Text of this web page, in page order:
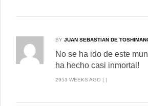
BY JUAN SEBASTIAN DE
No se ha ido de este
ha hecho casi inmortal!
2953 WEEKS AGO | |